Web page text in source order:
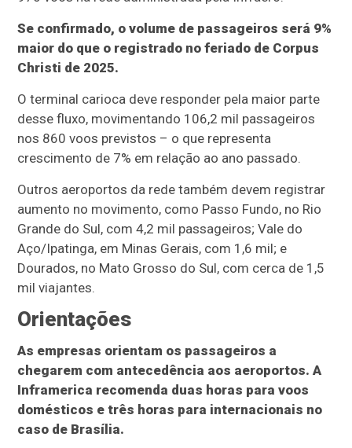
Se confirmado, o volume de passageiros será 9%
maior do que o registrado no feriado de Corpus
Christi de 2025.
O terminal carioca deve responder pela maior parte
desse fluxo, movimentando 106,2 mil passageiros
nos 860 voos previstos – o que representa
crescimento de 7% em relação ao ano passado.
Outros aeroportos da rede também devem registrar
aumento no movimento, como Passo Fundo, no Rio
Grande do Sul, com 4,2 mil passageiros; Vale do
Aço/Ipatinga, em Minas Gerais, com 1,6 mil; e
Dourados, no Mato Grosso do Sul, com cerca de 1,5
mil viajantes.
Orientações
As empresas orientam os passageiros a
chegarem com antecedência aos aeroportos. A
Inframerica recomenda duas horas para voos
domésticos e três horas para internacionais no
caso de Brasília.